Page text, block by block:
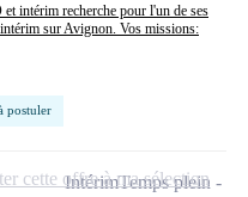
intérim recherche pour l'un de ses
sur Avignon. Vos missions:
postuler
IntérimTemps plein
cette offre à ma sélection